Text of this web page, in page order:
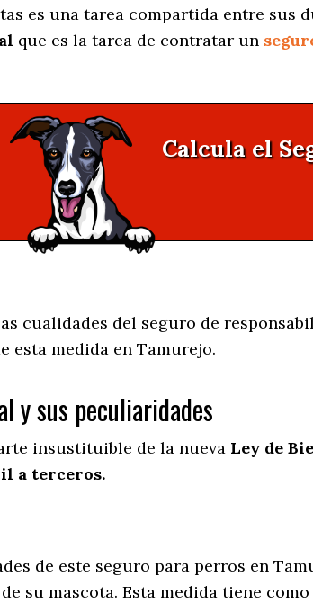
es una tarea compartida entre sus
que es la tarea de contratar un
Calcula el
cualidades del seguro de
esta medida en Tamurejo.
y sus peculiaridades
insustituible de la nueva Ley de
a terceros.
de este seguro para perros en
su mascota. Esta medida tiene